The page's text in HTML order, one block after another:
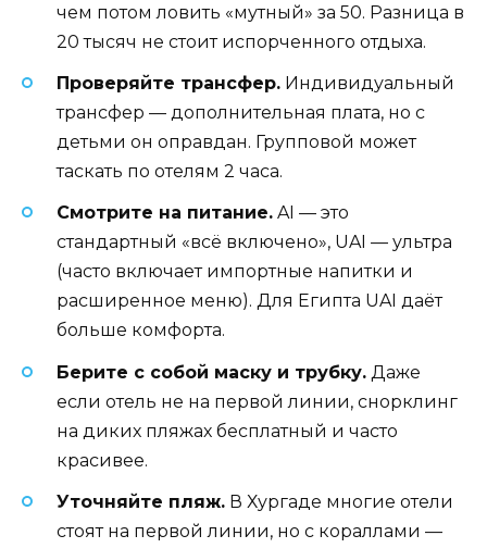
чем потом ловить «мутный» за 50. Разница в
20 тысяч не стоит испорченного отдыха.
Проверяйте трансфер. Индивидуальный
трансфер — дополнительная плата, но с
детьми он оправдан. Групповой может
таскать по отелям 2 часа.
Смотрите на питание. AI — это
стандартный «всё включено», UAI — ультра
(часто включает импортные напитки и
расширенное меню). Для Египта UAI даёт
больше комфорта.
Берите с собой маску и трубку. Даже
если отель не на первой линии, снорклинг
на диких пляжах бесплатный и часто
красивее.
Уточняйте пляж. В Хургаде многие отели
стоят на первой линии, но с кораллами —